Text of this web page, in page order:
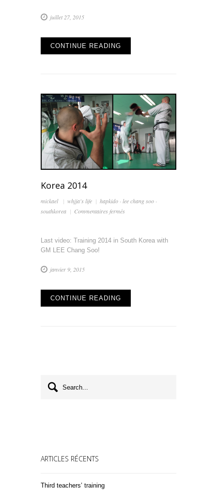
juillet 27, 2015
CONTINUE READING
Korea 2014
mickael whjja's life hapkido · lee chang soo ·
southkorea
Commentaires ferméssur
Last video: Training 2014 in South Korea with
GM LEE Chang Soo!
janvier 9, 2015
CONTINUE READING
ARTICLES RÉCENTS
Third teachers’ training